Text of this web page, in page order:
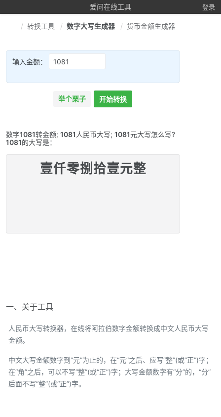
爱问在线工具 登录
转换工具 数字大写生成器 货币金额生成器
输入金额：
举个栗子 开始转换
数字1081转金额; 1081 人民币大写; 1081元大写怎么写?
1081的大写是：
壹仟零捌拾壹元整
一、关于工具
人民币大写转换器，在线将阿拉伯数字金额转换成中文人民币大写
金额。
中文大写金额数字到“元”为止的，在“元”之后、应写“整”(或“正”)字；
在“角”之后，可以不写“整”(或“正”)字；大写金额数字有“分”的，“分”
后面不写“整”(或“正”)字。